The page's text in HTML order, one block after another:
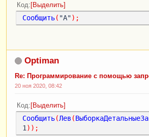
Код Выделить
Сообщить( "А");
Optiman
Re: Программирование с помощью
20 ноя 2020, 08:42
Код Выделить
Сообщить(Лев (
1 ));